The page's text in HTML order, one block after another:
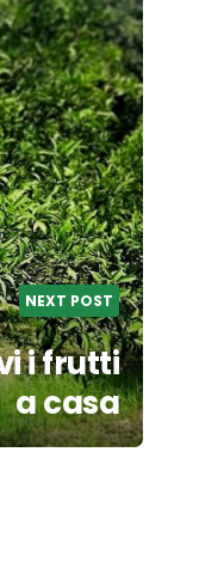
NEXT POST
i frutti
a casa